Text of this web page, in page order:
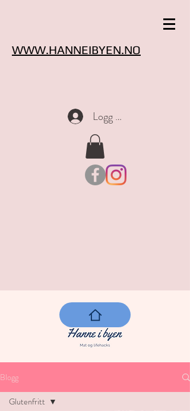
WWW.HANNEIBYEN.NO
Logg inn
Blogg
Glutenfritt